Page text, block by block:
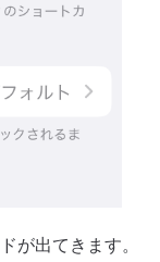
出てきます。